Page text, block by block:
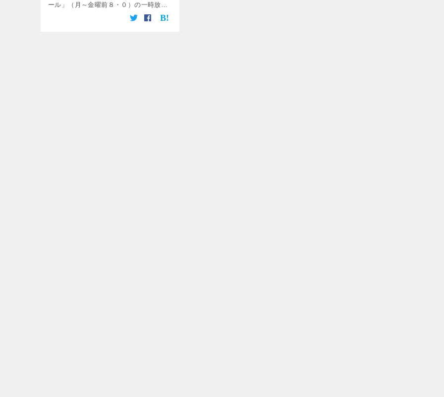
ール」（月～金曜前８・０）の一時放送
休止を決め、早ければきょう１５日にも
正式に発表する見通し。 関係者による